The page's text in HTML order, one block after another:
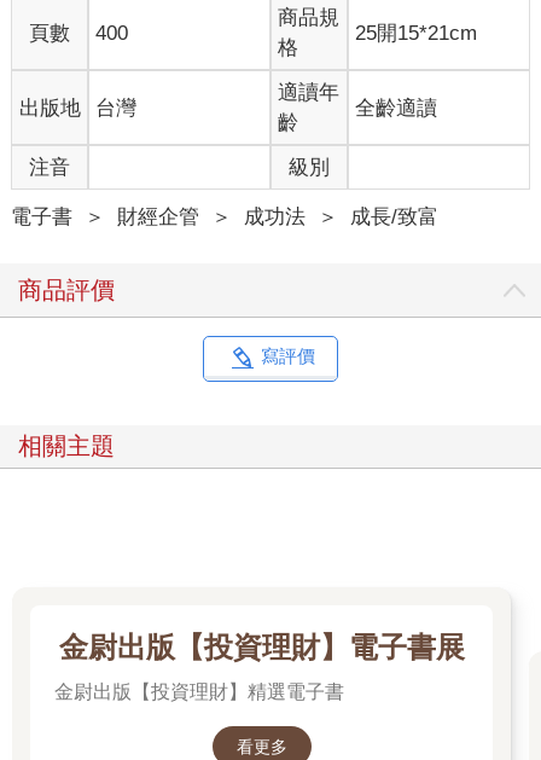
能如何用同樣的方式在自己的人生中表現卓越。但更重要的是，
本書將教你如何在日常生活中，活出深刻滿足、喜悅和自信。
無論你是運動員還是企業主管，是奧運代表隊還是企業團隊，這
些基本原則都能適用，以及對傑出人士的研究如何教導我們既能
首先要學習的概念，是本書和這種生活方式建立在一個預設想法
上：
我們在表現上和人生中面臨的最大障礙，是自我中心。 這裡指的
會被焦慮和對失敗的恐懼取代，自我否定的可能性也會增加。
你對世界的看法及因此相信可能發生的事，都來自於你形成的信
念，以及基於這些信念編寫的關於自己的故事。這個故事來自於
你的心智對過去的不斷評估，而你變得執著於這些評估結果。正
以上問題的解決方法，已經幫助世界級傑出人物、奧運選手、職
始重視體驗而非結果。你將獲得堅定的信念、專注的心志和真正
的自由。 很快地，完全體驗當下將超越競賽的輸贏或財務的盈
虧，成為你的首要追求。弔詭的是，這種心態反而會讓你更常勝
在意自己的表現，而是轉向專注於強大永恆的事物。你的表現將
頁數 400
商品規
格
25開15*21cm
出版地 台灣
適讀年
齡
全齡適讀
注音 級別
電子書 ＞ 財經企管 ＞ 成功法 ＞ 成長/致富
商品評價
寫評價
相關主題
金尉出版【投資理財】電子書展
金尉出版【投資理財】精選電子書
看更多